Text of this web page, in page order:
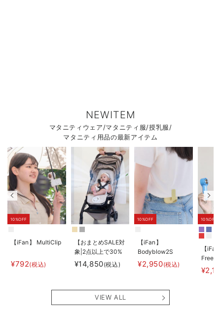
NEWITEM
マタニティウェア/マタニティ服/授乳服/
マタニティ用品の最新アイテム
10%OFF
【iFan】 MultiClip
¥792(税込)
【おまとめSALE対
象|2点以上で30%
オフ】
【AIRMON】
アム
¥14,850(税込)
10%OFF
【iFan】
Bodyblow2S
¥2,950(税込)
10%OFF
【
Freeze
VIEW ALL